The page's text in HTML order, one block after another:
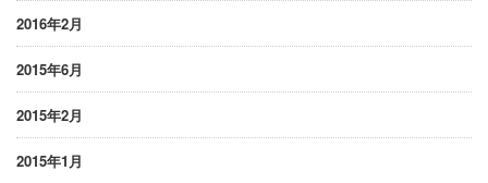
2016年2月
2015年6月
2015年2月
2015年1月